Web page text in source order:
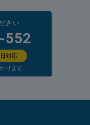
さい
552
対応
ります